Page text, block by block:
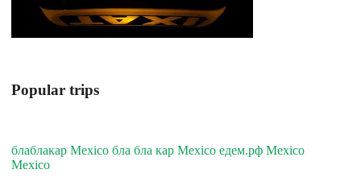
Popular trips
блаблакар Mexico бла бла кар Mexico едем.рф Mexico
Mexico